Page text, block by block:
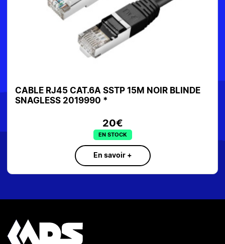
CABLE RJ45 CAT.6A SSTP 15M NOIR BLINDE
SNAGLESS 2019990 *
20€
EN STOCK
En savoir +